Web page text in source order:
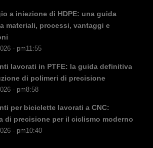
a iniezione di HDPE: una guida
materiali, processi, vantaggi e
- pm11:55
lavorati in PTFE: la guida definitiva
di polimeri di precisione
- pm8:58
per biciclette lavorati a CNC:
di precisione per il ciclismo moderno
- pm10:40